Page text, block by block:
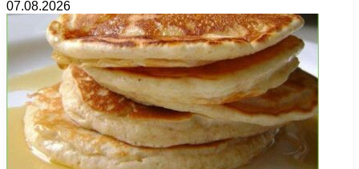
07.08.2026